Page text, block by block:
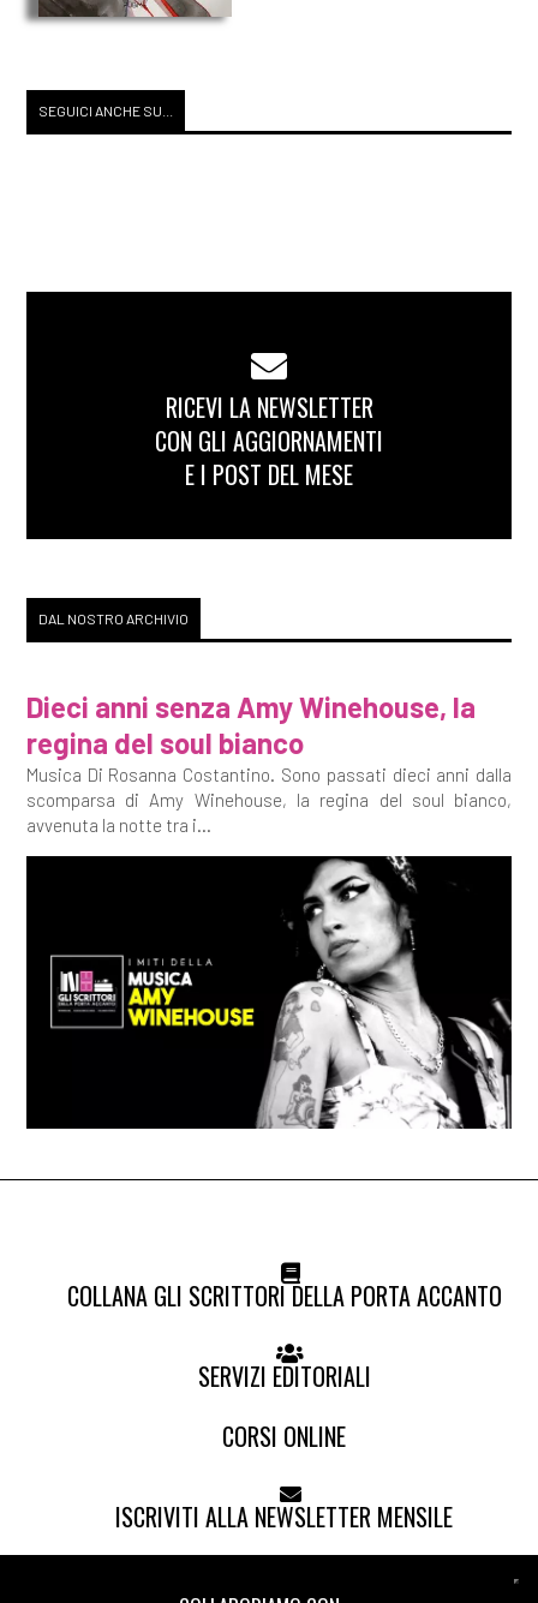
SEGUICI ANCHE SU...
RICEVI LA NEWSLETTER
CON GLI AGGIORNAMENTI
E I POST DEL MESE
DAL NOSTRO ARCHIVIO
Dieci anni senza Amy Winehouse, la
regina del soul bianco
Musica Di Rosanna Costantino. Sono passati dieci anni dalla
scomparsa di Amy Winehouse, la regina del soul bianco,
avvenuta la notte tra i...
COLLANA GLI SCRITTORI DELLA PORTA ACCANTO
SERVIZI EDITORIALI
CORSI ONLINE
ISCRIVITI ALLA NEWSLETTER MENSILE